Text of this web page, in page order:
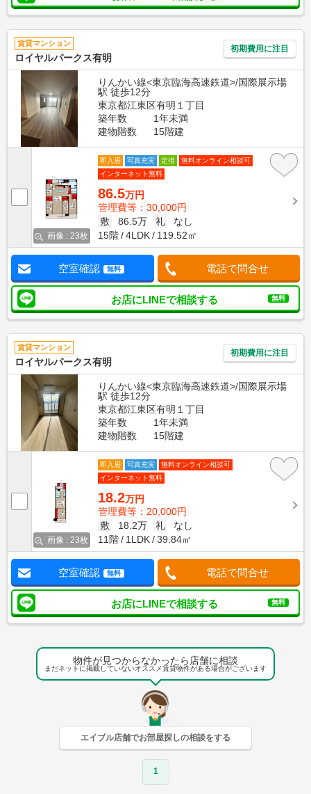
賃貸マンション
ロイヤルパークス有明
初期費用に注目
りんかい線<東京臨海高速鉄道>/国際展示場
駅 徒歩12分
東京都江東区有明１丁目
築年数
1年未満
建物階数
15階建
画像 : 23枚
即入居 写真充実 定借
無料オンライン相談可
インターネット無料
86.5万円
管理費等：30,000円
敷
86.5万 礼
なし
15階
4LDK 119.52㎡
空室確認 無料 電話で問合せ
お店にLINEで相談する 無料
賃貸マンション
ロイヤルパークス有明
初期費用に注目
りんかい線<東京臨海高速鉄道>/国際展示場
駅 徒歩12分
東京都江東区有明１丁目
築年数
1年未満
建物階数
15階建
画像 : 23枚
即入居 写真充実
無料オンライン相談可
インターネット無料
18.2万円
管理費等：20,000円
敷
18.2万 礼
なし
11階
1LDK 39.84㎡
空室確認 無料 電話で問合せ
お店にLINEで相談する 無料
物件が見つからなかったら店舗に相談
まだネットに掲載していないオススメ賃貸物件がある場合がございます
エイブル店舗でお部屋探しの相談をする
1